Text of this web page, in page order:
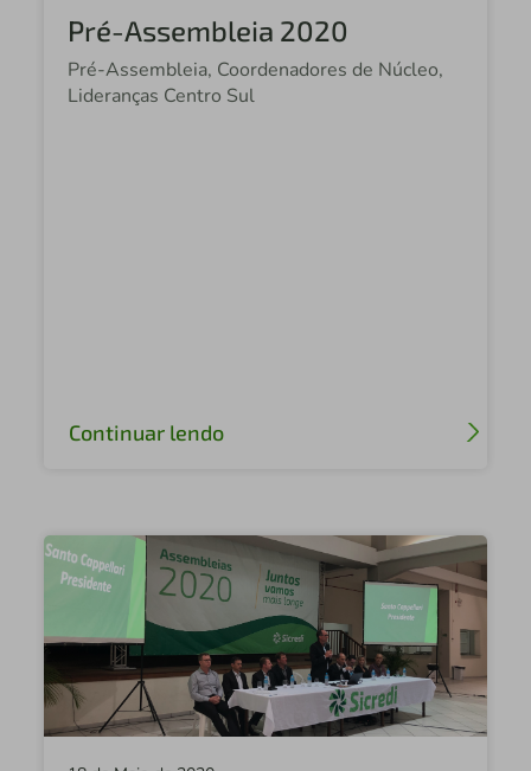
Pré-Assembleia 2020
Pré-Assembleia, Coordenadores de Núcleo,
Lideranças Centro Sul
Continuar lendo